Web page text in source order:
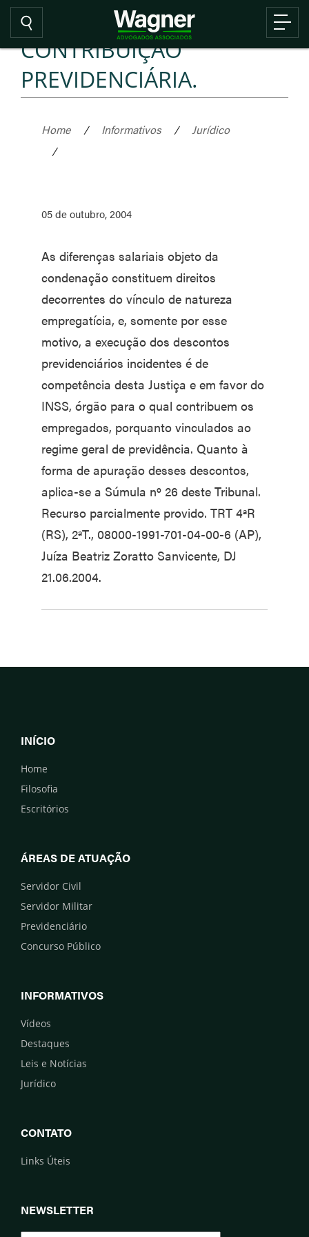
CONTRIBUIÇÃO
PREVIDENCIÁRIA.
Home / Informativos /
Jurídico
/
05 de outubro, 2004
As diferenças salariais objeto da
condenação constituem direitos
decorrentes do vínculo de natureza
empregatícia, e, somente por esse
motivo, a execução dos descontos
previdenciários incidentes é de
competência desta Justiça e em favor do
INSS, órgão para o qual contribuem os
empregados, porquanto vinculados ao
regime geral de previdência. Quanto à
forma de apuração desses descontos,
aplica-se a Súmula nº 26 deste Tribunal.
Recurso parcialmente provido. TRT 4ªR
(RS), 2ªT., 08000-1991-701-04-00-6 (AP),
Juíza Beatriz Zoratto Sanvicente, DJ
21.06.2004.
INÍCIO
Home
Filosofia
Escritórios
ÁREAS DE ATUAÇÃO
Servidor Civil
Servidor Militar
Previdenciário
Concurso Público
INFORMATIVOS
Vídeos
Destaques
Leis e Notícias
Jurídico
CONTATO
Links Úteis
NEWSLETTER